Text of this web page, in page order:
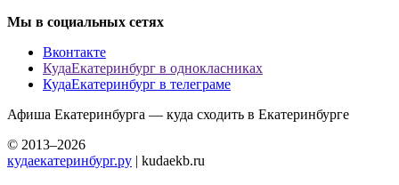
Мы в социальных сетях
Вконтакте
КудаЕкатеринбург в однокласниках
КудаЕкатеринбург в телеграме
Афиша Екатеринбурга — куда сходить в Екатеринбурге
© 2013–2026
кудаекатеринбург.ру | kudaekb.ru